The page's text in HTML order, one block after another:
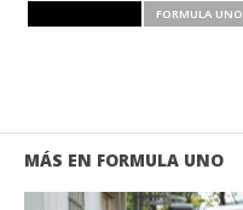
FORMULA UNO
MÁS EN FORMULA UNO